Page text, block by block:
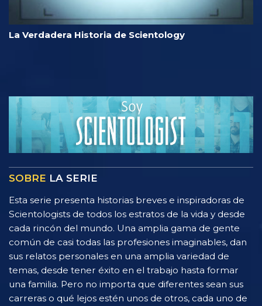
La Verdadera Historia de Scientology
SOBRE LA SERIE
Esta serie presenta historias breves e inspiradoras de
Scientologists de todos los estratos de la vida y desde
cada rincón del mundo. Una amplia gama de gente
común de casi todas las profesiones imaginables, dan
sus relatos personales en una amplia variedad de
temas, desde tener éxito en el trabajo hasta formar
una familia. Pero no importa que diferentes sean sus
carreras o qué lejos estén unos de otros, cada uno de